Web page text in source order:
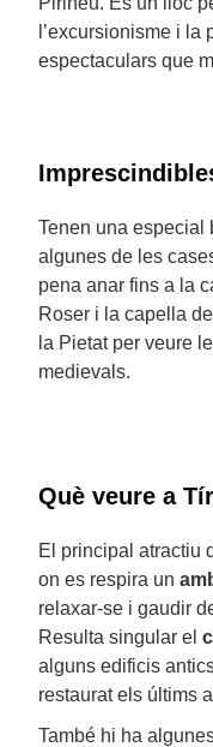
l’excursionisme i
espectaculars que
Tenen una especial
algunes de les
pena anar fins a la
Roser i la capella
la Pietat per veure
medievals.
Què veure a
El principal atractiu
on es respira un
relaxar-se i gaudir
Resulta singular el
alguns edificis
restaurat els últims
També hi ha